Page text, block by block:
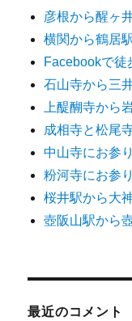
彦根から醒ヶ
横関から鶴居
Facebookで徒
石山寺から三
上醍醐寺から
成相寺と松尾
中山寺にお参
粉河寺にお参
桜井駅から大
壺阪山駅から
最近のコメント